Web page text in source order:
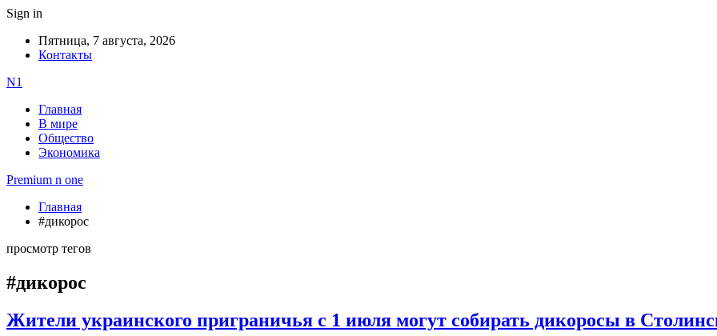
Sign in
Пятница, 7 августа, 2026
Контакты
N1
Главная
В мире
Общество
Экономика
Premium n one
Главная
#дикорос
просмотр тегов
#дикорос
Жители украинского приграничья с 1 июля могут собирать дикоросы в